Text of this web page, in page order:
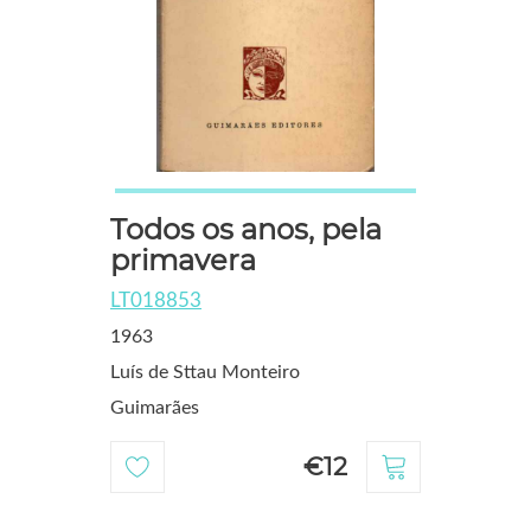
Todos os anos, pela
primavera
LT018853
1963
Luís de Sttau Monteiro
Guimarães
€12